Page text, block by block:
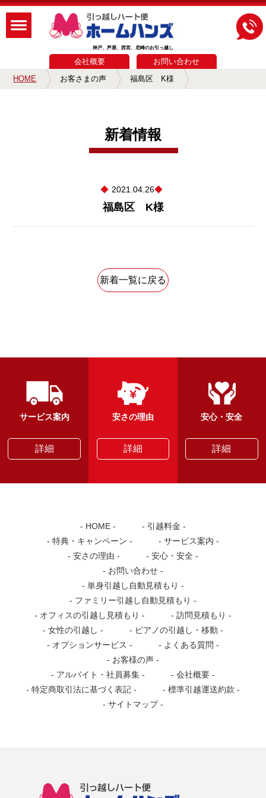
神戸、芦屋、西宮、尼崎のお引っ越し
会社概要
お問い合わせ
HOME
お客さまの声 福島区 K様
新着情報
2021.04.26
福島区 K様
新着一覧に戻る
サービス案内
詳細
安さの理由
詳細
安心・安全
詳細
HOME
引越料金
特典・キャンペーン
サービス案内
安さの理由
安心・安全
お問い合わせ
単身引越し自動見積もり
ファミリー引越し自動見積もり
オフィスの引越し見積もり
訪問見積もり
女性の引越し
ピアノの引越し・移動
オプションサービス
よくある質問
お客様の声
アルバイト・社員募集
会社概要
特定商取引法に基づく表記
標準引越運送約款
サイトマップ